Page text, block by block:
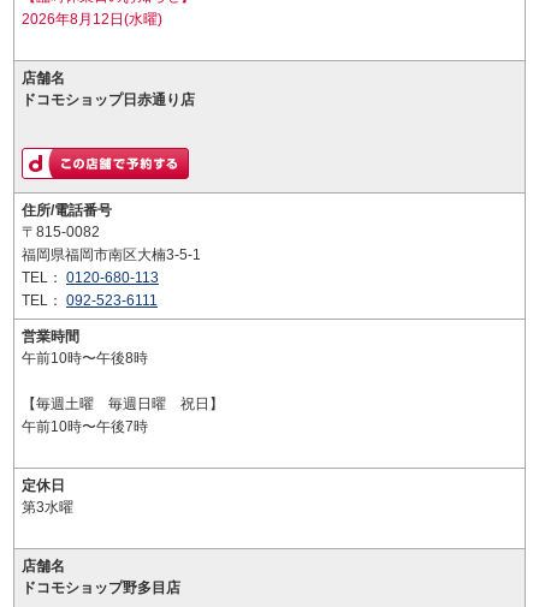
2026年8月12日(水曜)
店舗名
ドコモショップ日赤通り店
住所/電話番号
〒815-0082
福岡県福岡市南区大楠3-5-1
TEL： 0120-680-113
TEL： 092-523-6111
営業時間
午前10時〜午後8時
【毎週土曜 毎週日曜 祝日】
午前10時〜午後7時
定休日
第3水曜
店舗名
ドコモショップ野多目店